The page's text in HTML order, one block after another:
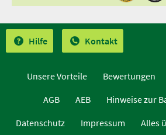
Hilfe Kontakt
Unsere Vorteile Bewertungen
AGB
AEB
Hinweise zur
Datenschutz
Impressum
Alles